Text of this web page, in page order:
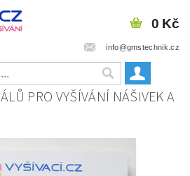
info@gmstechnik.cz
0 Kč
PRO VYŠÍVÁNÍ NÁŠIVEK A